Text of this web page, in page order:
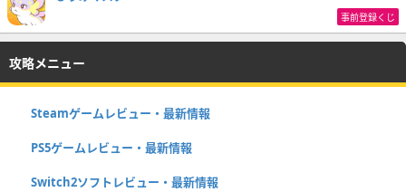
事前登録くじ
攻略メニュー
Steamゲームレビュー・最新情報
PS5ゲームレビュー・最新情報
Switch2ソフトレビュー・最新情報